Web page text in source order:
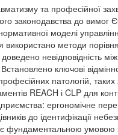
та професійної
законодавства до
моделі
використано методи
невідповідність
ключові
патологій, таких
REACH і CLP для
ергономічне
до ідентифікації
фундаментальною умовою